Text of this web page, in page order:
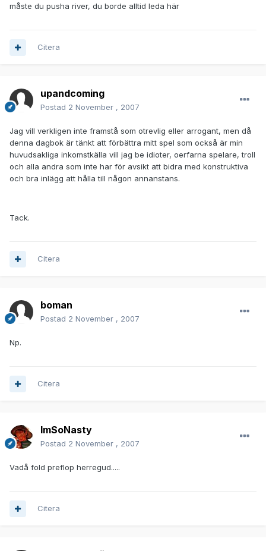
måste du pusha river, du borde alltid leda här
Citera
upandcoming
Postad 2 November , 2007
Jag vill verkligen inte framstå som otrevlig eller arrogant, men då
denna dagbok är tänkt att förbättra mitt spel som också är min
huvudsakliga inkomstkälla vill jag be idioter, oerfarna spelare, troll
och alla andra som inte har för avsikt att bidra med konstruktiva
och bra inlägg att hålla till någon annanstans.
Tack.
Citera
boman
Postad 2 November , 2007
Np.
Citera
ImSoNasty
Postad 2 November , 2007
Vadå fold preflop herregud.....
Citera